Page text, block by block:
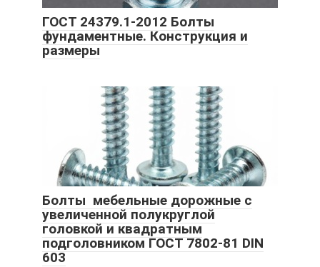
ГОСТ 24379.1-2012 Болты
фундаментные. Конструкция и
размеры
Болты мебельные дорожные с
увеличенной полукруглой
головкой и квадратным
подголовником ГОСТ 7802-81 DIN
603